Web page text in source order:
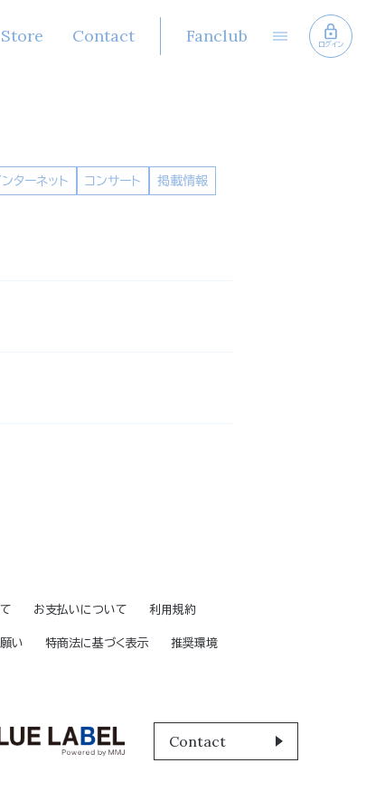
Store Contact Fanclub ログイン
ンターネット コンサート 掲載情報
お支払いについて 利用規約
い 特商法に基づく表示 推奨環境
Contact